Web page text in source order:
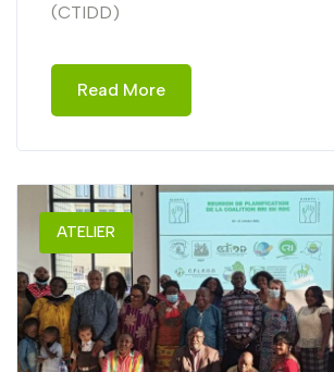
(CTIDD)
Read More
ATELIER